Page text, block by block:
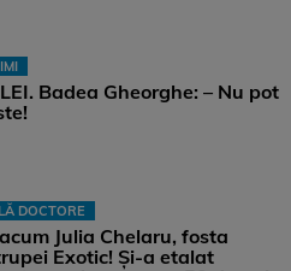
Badea Gheorghe: – Nu pot
DOCTORE
Julia Chelaru, fosta
Exotic! Și-a etalat